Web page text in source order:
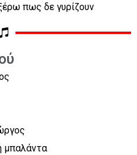
πως δε γυρίζουν
μπαλάντα